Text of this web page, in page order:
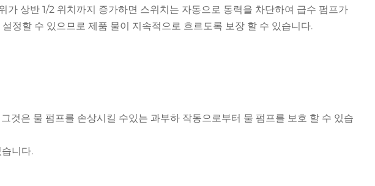
상반 1/2 위치까지 증가하면 스위치는 자동으로 동력을 차단하여 급수 펌프가
정할 수 있으므로 제품 물이 지속적으로 흐르도록 보장 할 수 있습니다.
것은 물 펌프를 손상시킬 수있는 과부하 작동으로부터 물 펌프를 보호 할 수 있습
니다.